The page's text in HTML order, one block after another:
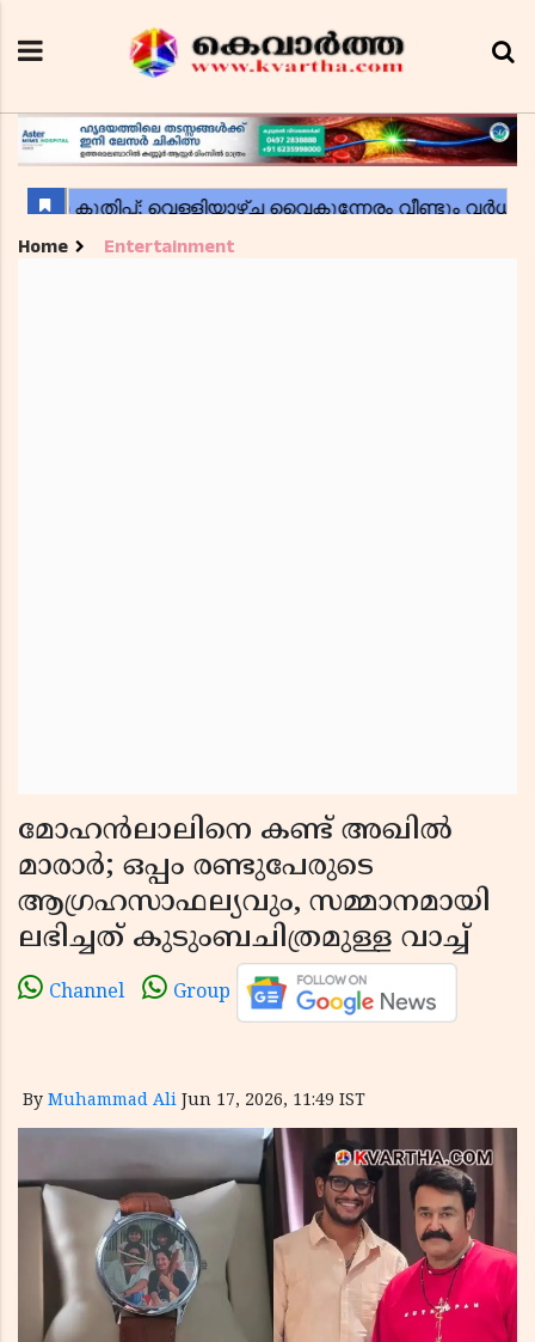
Home Entertainment
മോഹൻലാലിനെ കണ്ട് അഖിൽ
മാരാർ; ഒപ്പം രണ്ടുപേരുടെ
ആഗ്രഹസാഫല്യവും, സമ്മാനമായി
ലഭിച്ചത് കുടുംബചിത്രമുള്ള വാച്ച്
Channel Group
By Muhammad Ali Jun 17, 2026, 11:49 IST